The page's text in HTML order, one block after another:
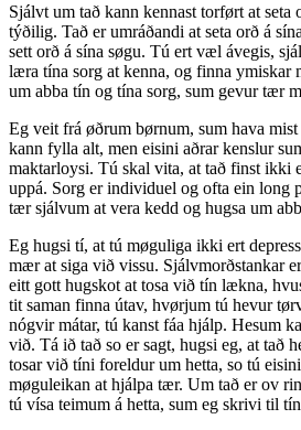
Sjálvt um tað kann kennast torført at seta
týðilig. Tað er umráðandi at seta orð á
sett orð á sína søgu. Tú ert væl ávegis,
læra tína sorg at kenna, og finna ymiskar
um abba tín og tína sorg, sum gevur tær
Eg veit frá øðrum børnum, sum hava
kann fylla alt, men eisini aðrar kenslur
maktarloysi. Tú skal vita, at tað finst ikki
uppá. Sorg er individuel og ofta ein long
tær sjálvum at vera kedd og hugsa um
Eg hugsi tí, at tú møguliga ikki ert
mær at siga við vissu. Sjálvmorðstankar
eitt gott hugskot at tosa við tín lækna,
tit saman finna útav, hvørjum tú hevur
nógvir mátar, tú kanst fáa hjálp. Hesum
við. Tá ið tað so er sagt, hugsi eg, at tað
tosar við tíni foreldur um hetta, so tú
møguleikan at hjálpa tær. Um tað er ov
tú vísa teimum á hetta, sum eg skrivi til